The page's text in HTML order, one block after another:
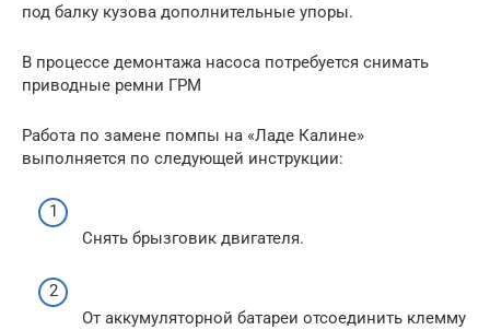
под балку кузова дополнительные упоры.
В процессе демонтажа насоса потребуется снимать
приводные ремни ГРМ
Работа по замене помпы на «Ладе Калине»
выполняется по следующей инструкции:
Снять брызговик двигателя.
От аккумуляторной батареи отсоединить клемму